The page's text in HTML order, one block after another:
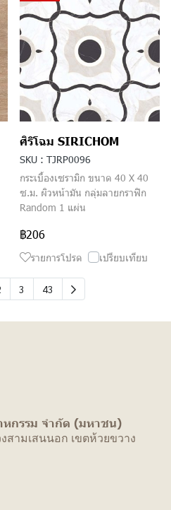
ศิริโฉม SIRICHOM
SKU : TJRP0096
กระเบื้องเซรามิก ขนาด 40 X 40
ซ.ม. ผิวหน้ามัน กลุ่มลายกราฟิก
Random 1 แผ่น
฿206
รายการโปรด เปรียบเทียบ
3 43
หกรรม จำกัด (มหาชน)
สามเสนนอก เขตห้วยขวาง